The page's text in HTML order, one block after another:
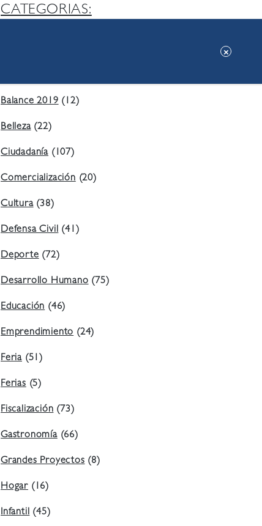
CATEGORIAS:
Balance 2019(12)
Belleza(22)
Ciudadanía (107)
Comercialización(20)
Cultura(38)
Defensa Civil(41)
Deporte(72)
Desarrollo Humano(75)
Educación(46)
Emprendimiento(24)
Feria (51)
Ferias(5)
Fiscalización(73)
Gastronomía(66)
Grandes Proyectos(8)
Hogar (16)
Infantil(45)